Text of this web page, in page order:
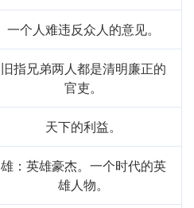
一个人难违反众人的意见。
旧指兄弟两人都是清明廉正的
官吏。
天下的利益。
雄：英雄豪杰。一个时代的英
雄人物。